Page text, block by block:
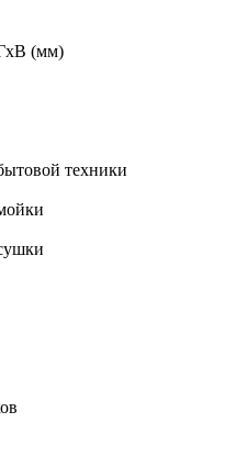
(мм)
техники